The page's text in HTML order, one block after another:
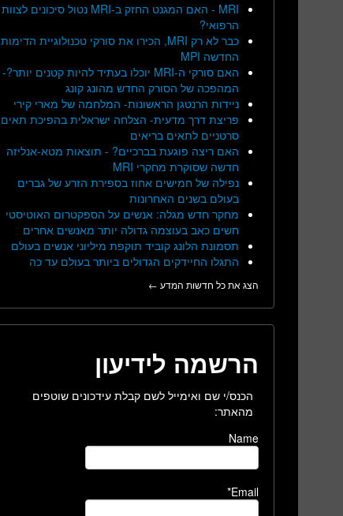
MRI - האם המגנט החזק ב-MRI נטול סיכונים לצוות
הרפואי?
כבר לא רק MRI, הכירו את סורקי טכנולוגיית הדימות
החדשה MPI
האם סורקי ה-MRI יוכלו בעתיד להיות קטנים יותר?-
המהפכה של הסורק החדש מהונג קונג
ניידות הרנטגן הראשונות- המלחמה של מארי קירי
פריצת דרך מדעית- הצלחה ישראלית בהפיכת תאים
סרטניים לתאים בריאים
האם ריצה פוגעת בברכיים? - תוצאות מטא-אנליזה
חדשה שסוקרת מחקרי MRI
נפילה של חמישים אחוז בספירת הזרע של גברים
בעולם בשנים האחרונות
מחקר חדש מגלה: אנשים על הספקטרום האוטיסטי
חשים כאב בעוצמה גדולה יותר מאנשים אחרים
תסמונת הלונג קוביד תוקפת מיליוני אנשים בעולם
התגלו החיידקים הגדולים ביותר בעולם עד כה
הצג את כל חדשות המדע ←
הרשמה לידיעון
הכנס/י שם ואימייל לשם קבלת עידכונים שוטפים
מהאתר:
Name
Email*